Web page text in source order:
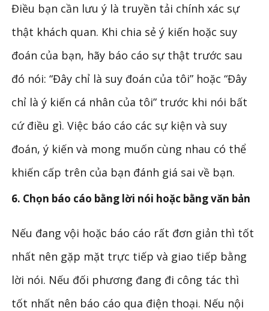
Điều bạn cần lưu ý là truyền tải chính xác sự
thật khách quan. Khi chia sẻ ý kiến ​​hoặc suy
đoán của bạn, hãy báo cáo sự thật trước sau
đó nói: “Đây chỉ là suy đoán của tôi” hoặc “Đây
chỉ là ý kiến ​​​​cá nhân của tôi” trước khi nói bất
cứ điều gì. Việc báo cáo các sự kiện và suy
đoán, ý kiến ​​và mong muốn cùng nhau có thể
khiến cấp trên của bạn đánh giá sai về bạn.
6. Chọn báo cáo bằng lời nói hoặc bằng văn bản
Nếu đang vội hoặc báo cáo rất đơn giản thì tốt
nhất nên gặp mặt trực tiếp và giao tiếp bằng
lời nói. Nếu đối phương đang đi công tác thì
tốt nhất nên báo cáo qua điện thoại. Nếu nội